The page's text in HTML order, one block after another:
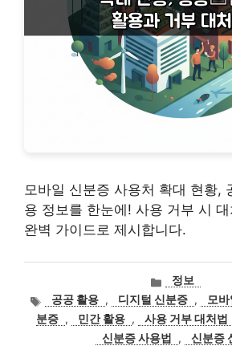
모바일 신분증 사용처 확대 현황,
용 정보를 한눈에! 사용 거부 시
완벽 가이드로 제시합니다.
카
테
고
리
정보
태
그
공공 활용 , 디지털 신분증 , 모
분증 , 민간 활용 , 사용 거부 대처법
신분증 사용법
, 신분증